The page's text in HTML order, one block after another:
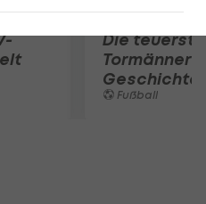
Die
Tormänner
Geschichte
Fußball